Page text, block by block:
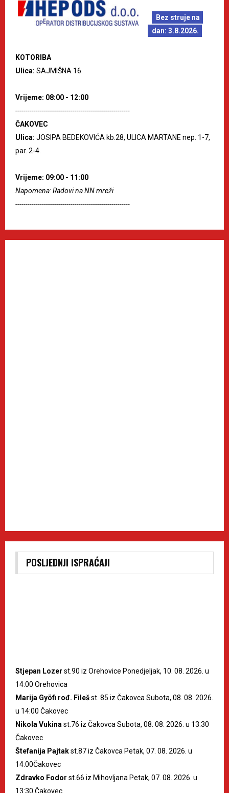
Bez struje na
dan: 3.8.2026.
KOTORIBA
Ulica: SAJMIŠNA 16.
Vrijeme: 08:00 - 12:00
--------------------------------------------------------
ČAKOVEC
Ulica: JOSIPA BEDEKOVIĆA kb.28, ULICA MARTANE nep. 1-7,
par. 2-4.
Vrijeme: 09:00 - 11:00
Napomena: Radovi na NN mreži
--------------------------------------------------------
POSLJEDNJI ISPRAĆAJI
Stjepan Lozer st.90 iz Orehovice Ponedjeljak, 10. 08. 2026. u
14:00 Orehovica
Marija Gyöfi rođ. Filešst. 85 iz Čakovca Subota, 08. 08. 2026.
u 14:00 Čakovec
Nikola Vukina st.76 iz Čakovca Subota, 08. 08. 2026. u 13:30
Čakovec
Štefanija Pajtakst.87 iz Čakovca Petak, 07. 08. 2026. u
14:00Čakovec
Zdravko Fodor st.66 iz Mihovljana Petak, 07. 08. 2026. u
13:30 Čakovec